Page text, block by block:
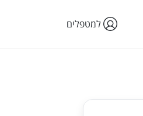
למטפלים